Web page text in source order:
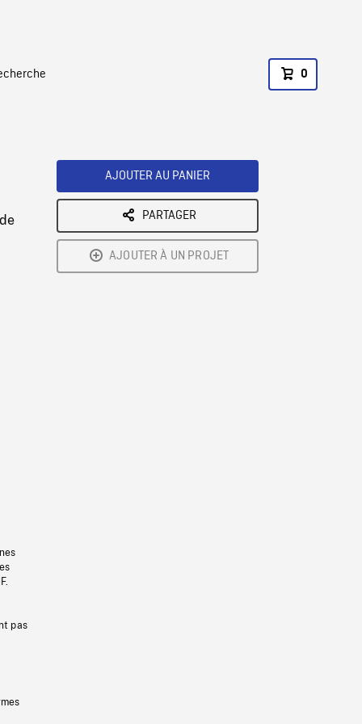
0
pas
AJOUTER AU PANIER
PARTAGER
AJOUTER À UN PROJET